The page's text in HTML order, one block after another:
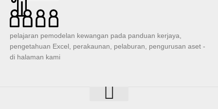
pelajaran pemodelan kewangan pada panduan kerjaya,
pengetahuan Excel, perakaunan, pelaburan, pengurusan aset -
di halaman kami